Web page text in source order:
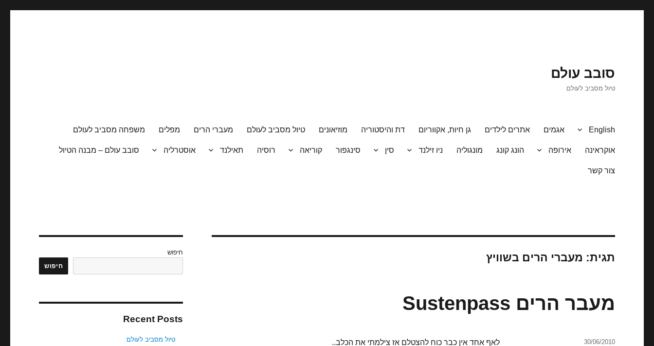
סובב עולם
טיול מסביב לעולם
English אגמים אתרים לילדים גן חיות, אקווריום דת והיסטוריה מוזיאונים טיול מסביב לעולם מעברי הרים מפלים משפחה מסביב לעולם
אוקראינה אירופה הונג קונג מונגוליה ניו זילנד סין סינגפור קוריאה רוסיה תאילנד אוסטרליה סובב עולם – מבנה הטיול
צור קשר
תגית: מעברי הרים בשוויץ
מעבר הרים Sustenpass
לאף אחד אין כבר כוח להצטלם אז צילמתי את הכלב..
פורסם
30/06/2010
חיפוש
חיפוש
Recent Posts
טיול מסביב לעולם